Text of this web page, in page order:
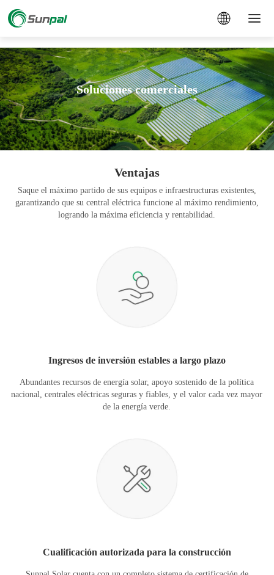
Soluciones comerciales
Ventajas
Saque el máximo partido de sus equipos e infraestructuras existentes,
garantizando que su central eléctrica funcione al máximo rendimiento,
logrando la máxima eficiencia y rentabilidad.
Ingresos de inversión estables a largo plazo
Abundantes recursos de energía solar, apoyo sostenido de la política
nacional, centrales eléctricas seguras y fiables, y el valor cada vez mayor
de la energía verde.
Cualificación autorizada para la construcción